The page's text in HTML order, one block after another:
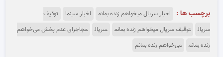
برچسب ها : اخبار سریال میخواهم زنده بمانم اخبار سینما
توقیف
سریال
توقیف سریال میخواهم زنده بمانم سریال
مجاجرای عدم پخش می‌خواهم
زنده بمانم
می‌خواهم زنده بمانم